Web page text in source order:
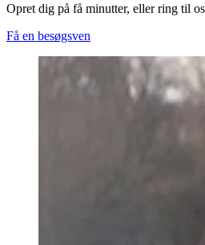
Opret dig på få minutter, eller ring til
Få en besøgsven